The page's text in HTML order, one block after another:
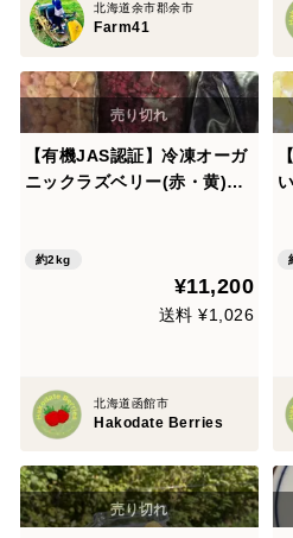
北海道余市郡余市
Farm41
【有機JAS認証】冷凍オーガ
ニックラズベリー(赤・黄)各
ト約2kg
¥11,200
送料 ¥1,026
北海道函館市
Hakodate Berries